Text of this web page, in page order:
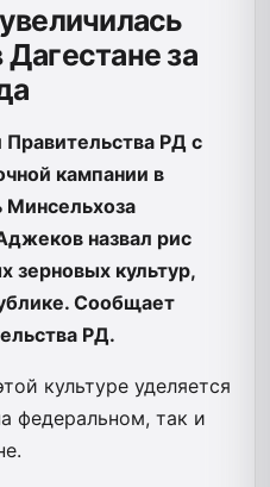
за
Правительства РД с
кампании в
Минсельхоза
назвал рис
зерновых культур,
Сообщает
РД.
культуре уделяется
федеральном, так и